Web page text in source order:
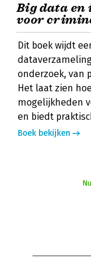
Big data en
voor
Dit boek wijdt
onderzoek, van
Het laat zien
mogelijkheden
en biedt
Boek bekijken